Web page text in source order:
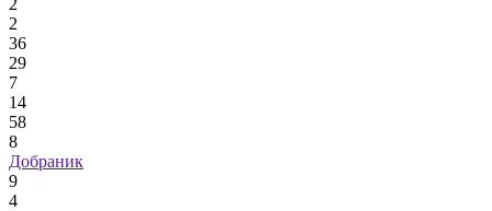
2
2
36
29
7
14
58
8
Добраник
9
4